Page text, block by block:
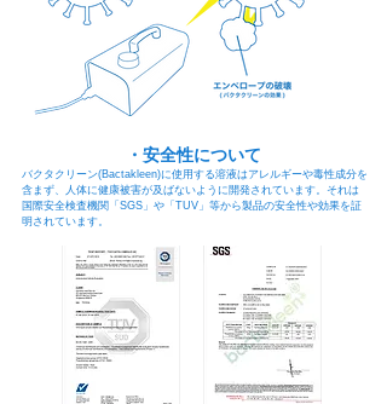
・安全性について
バクタクリーン(Bactakleen)に使用する溶液はアレルギーや毒性成分を
含まず、人体に健康被害が及ばないように開発されています。それは
国際安全検査機関「SGS」や「TUV」等から製品の安全性や効果を証
明されています。